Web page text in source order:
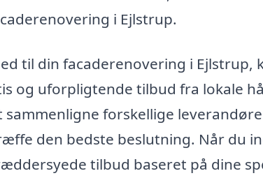
i Ejlstrup.
til din facaderenovering i Ejlstrup,
og uforpligtende tilbud fra lokale
forskellige
den bedste beslutning. Når du
tilbud baseret på dine